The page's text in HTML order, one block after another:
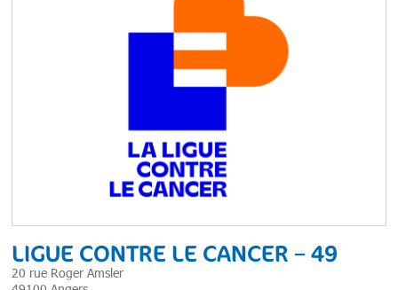
LIGUE CONTRE LE CANCER – 49
20 rue Roger Amsler